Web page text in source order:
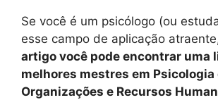
Se você é um psicólogo (ou
esse campo de aplicação
artigo você pode encontrar uma
melhores mestres em Psicologia
Organizações e Recursos